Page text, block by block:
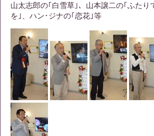
山太志郎の｢白雪草｣、山本譲二の｢ふたり
を｣、ハン･ジナの｢恋花｣等